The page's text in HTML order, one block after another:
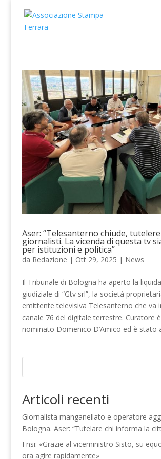
Aser: “Telesanterno chiude,
giornalisti. La vicenda di questa tv
per istituzioni e politica”
da Redazione | Ott 29, 2025 | News
Il Tribunale di Bologna ha aperto la
giudiziale di “Gtv srl”, la società
emittente televisiva Telesanterno che va
canale 76 del digitale terrestre. Curatore
nominato Domenico D’Amico ed è stato
Articoli recenti
Giornalista manganellato e operatore
Bologna. Aser: “Tutelare chi informa la
Fnsi: «Grazie al viceministro Sisto, su
ora agire rapidamente»